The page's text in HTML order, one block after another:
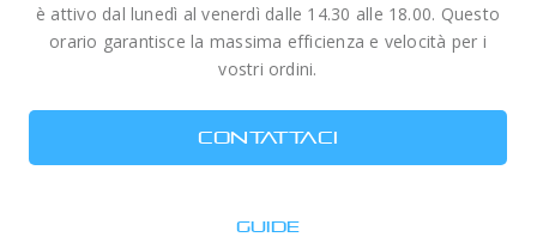
è attivo dal lunedì al venerdì dalle 14.30 alle 18.00. Questo
orario garantisce la massima efficienza e velocità per i
vostri ordini.
CONTATTACI
GUIDE